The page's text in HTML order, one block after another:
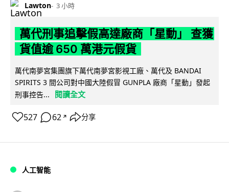
Lawton 3 小時
萬代刑事追擊假高達廠商「星動」 查獲
貨值逾 650 萬港元假貨
萬代南夢宮集團旗下萬代南夢宮影視工廠、萬代及 BANDAI
SPIRITS 3 間公司對中國大陸假冒 GUNPLA 廠商「星動」發起
刑事控告...
閱讀全文
527 62 ↗ 分享
人工智能